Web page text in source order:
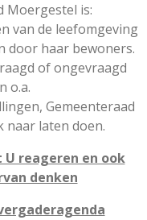
Moergestel is:
van de leefomgeving
door haar bewoners.
of ongevraagd
o.a.
Gemeenteraad
naar laten doen.
reageren en ook
denken